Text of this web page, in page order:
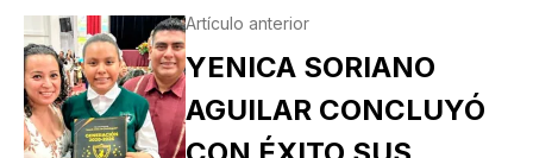
Artículo anterior
YENICA SORIANO
AGUILAR CONCLUYÓ